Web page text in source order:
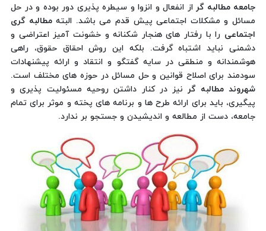
جامعه مطالبه گر از انفعال و انزوا و سیطره پذیری دور بوده و در حل
مسائل و مشکلات اجتماعی پیش قدم می باشد. البتهمطالبه گری
اجتماعی را با رفتار های هنجار شکنانه و خشونت آمیز اعتراضی و
دشمنی نباید اشتباه گرفت. بلکه این روش احقاق حقوق، راهی
هوشمندانه و منطقی در سایه گفتگو و انتقاد و ارائه پیشنهادات
سودمند برای اصلاح قوانین و حل مسائل در حوزه های مختلف است.
شهروند مطالبه گر نیز در کنار داشتن روحیه مسئولیت پذیری و
پیگیری، باید برای ارائه طرح ها و برنامه های پخته و موثر برای تمام
جامعه، دست از مطالعه و اندیشیدن و جستجو بر ندارد.